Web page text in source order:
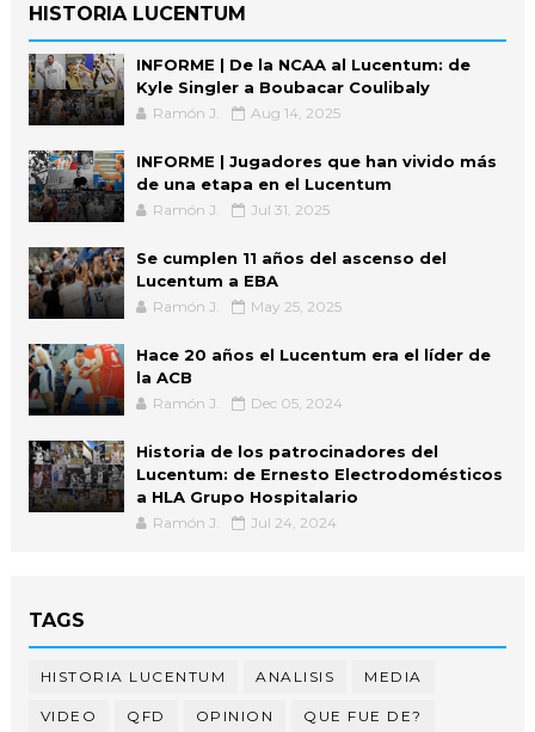
HISTORIA LUCENTUM
INFORME | De la NCAA al Lucentum: de
Kyle Singler a Boubacar Coulibaly
Ramón J. Aug 14, 2025
INFORME | Jugadores que han vivido más
de una etapa en el Lucentum
Ramón J. Jul 31, 2025
Se cumplen 11 años del ascenso del
Lucentum a EBA
Ramón J. May 25, 2025
Hace 20 años el Lucentum era el líder de
la ACB
Ramón J. Dec 05, 2024
Historia de los patrocinadores del
Lucentum: de Ernesto Electrodomésticos
a HLA Grupo Hospitalario
Ramón J. Jul 24, 2024
TAGS
HISTORIA LUCENTUM ANALISIS MEDIA
VIDEO QFD OPINION QUE FUE DE?